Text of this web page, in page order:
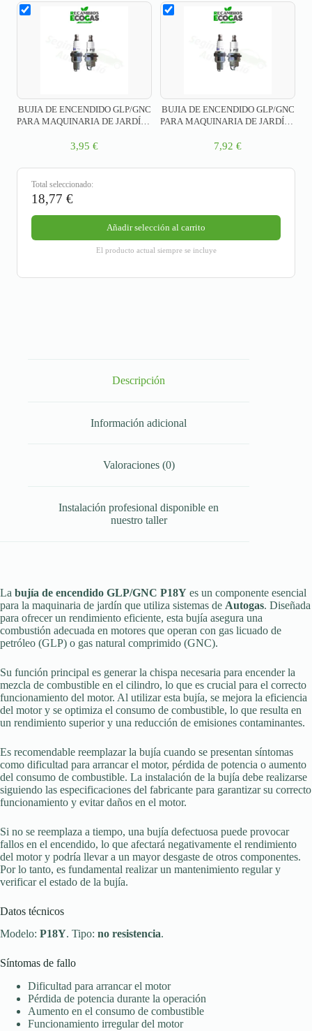
BUJIA DE ENCENDIDO GLP/GNC
PARA MAQUINARIA DE JARDÍN /
3,95 €
BUJIA DE ENCENDIDO GLP/GNC
PARA MAQUINARIA DE JARDÍN /
7,92 €
Total seleccionado:
18,77 €
Añadir selección al carrito
El producto actual siempre se incluye
Descripción
Información adicional
Valoraciones (0)
Instalación profesional disponible en
nuestro taller
La bujía de encendido GLP/GNC P18Y es un componente esencial
para la maquinaria de jardín que utiliza sistemas de Autogas. Diseñada
para ofrecer un rendimiento eficiente, esta bujía asegura una
combustión adecuada en motores que operan con gas licuado de
petróleo (GLP) o gas natural comprimido (GNC).
Su función principal es generar la chispa necesaria para encender la
mezcla de combustible en el cilindro, lo que es crucial para el correcto
funcionamiento del motor. Al utilizar esta bujía, se mejora la eficiencia
del motor y se optimiza el consumo de combustible, lo que resulta en
un rendimiento superior y una reducción de emisiones contaminantes.
Es recomendable reemplazar la bujía cuando se presentan síntomas
como dificultad para arrancar el motor, pérdida de potencia o aumento
del consumo de combustible. La instalación de la bujía debe realizarse
siguiendo las especificaciones del fabricante para garantizar su correcto
funcionamiento y evitar daños en el motor.
Si no se reemplaza a tiempo, una bujía defectuosa puede provocar
fallos en el encendido, lo que afectará negativamente el rendimiento
del motor y podría llevar a un mayor desgaste de otros componentes.
Por lo tanto, es fundamental realizar un mantenimiento regular y
verificar el estado de la bujía.
Datos técnicos
Modelo: P18Y. Tipo: no resistencia.
Síntomas de fallo
Dificultad para arrancar el motor
Pérdida de potencia durante la operación
Aumento en el consumo de combustible
Funcionamiento irregular del motor